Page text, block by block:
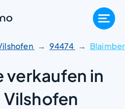
94474
verkaufen in